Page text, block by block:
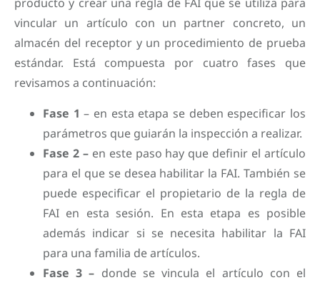
vincular un artículo con un partner concreto, un
almacén del receptor y un procedimiento de prueba
estándar. Está compuesta por cuatro fases que
revisamos a continuación:
Fase 1 – en esta etapa se deben especificar los
parámetros que guiarán la inspección a realizar.
Fase 2 – en este paso hay que definir el artículo
para el que se desea habilitar la FAI. También se
puede especificar el propietario de la regla de
FAI en esta sesión. En esta etapa es posible
además indicar si se necesita habilitar la FAI
para una familia de artículos.
Fase 3 – donde se vincula el artículo con el